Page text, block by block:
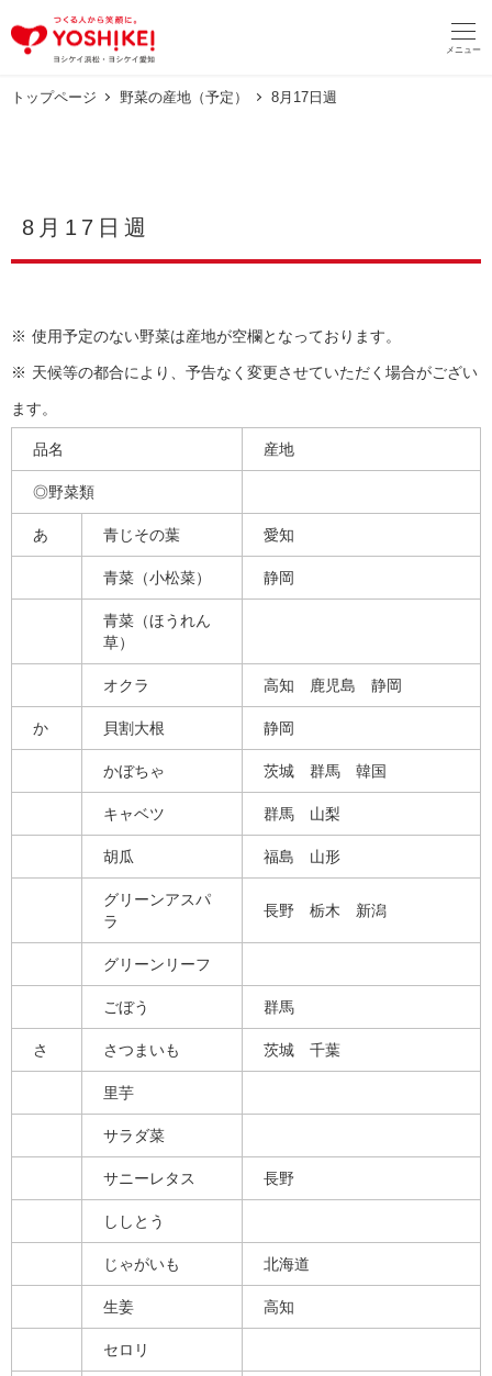
イ
メニュー
トップページ 野菜の産地（予定） 8月17日週
8月17日週
※ 使用予定のない野菜は産地が空欄となっております。
※ 天候等の都合により、予告なく変更させていただく場合がござい
ます。
品名 産地
◎野菜類
あ 青じその葉 愛知
青菜（小松菜） 静岡
青菜（ほうれん
草）
オクラ 高知 鹿児島 静岡
か 貝割大根 静岡
かぼちゃ 茨城 群馬 韓国
キャベツ 群馬 山梨
胡瓜 福島 山形
グリーンアスパ
ラ
長野 栃木 新潟
グリーンリーフ
ごぼう 群馬
さ さつまいも 茨城 千葉
里芋
サラダ菜
サニーレタス 長野
ししとう
じゃがいも 北海道
生姜 高知
セロリ